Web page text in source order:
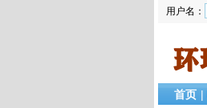
用户名：
首页 |